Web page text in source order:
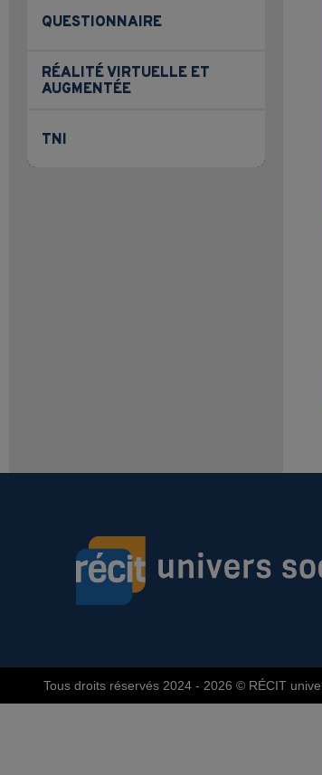
QUESTIONNAIRE
RÉALITÉ VIRTUELLE ET
AUGMENTÉE
TNI
Tous droits réservés 2024 - 2026 © RÉCIT